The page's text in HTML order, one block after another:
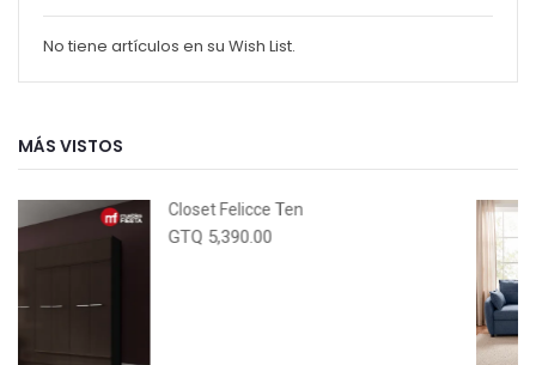
No tiene artículos en su Wish List.
MÁS VISTOS
Closet Felicce Ten
GTQ 5,390.00